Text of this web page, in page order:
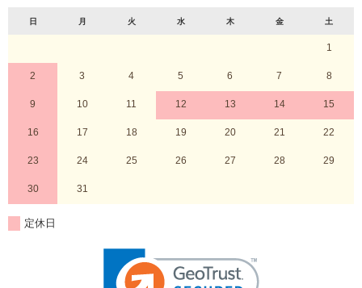
日 月 火 水 木 金 土
1
2 3 4 5 6 7 8
9 10 11 12 13 14 15
16 17 18 19 20 21 22
23 24 25 26 27 28 29
30 31
定休日